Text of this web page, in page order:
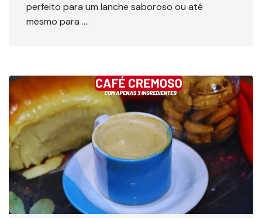
perfeito para um lanche saboroso ou até
mesmo para ….